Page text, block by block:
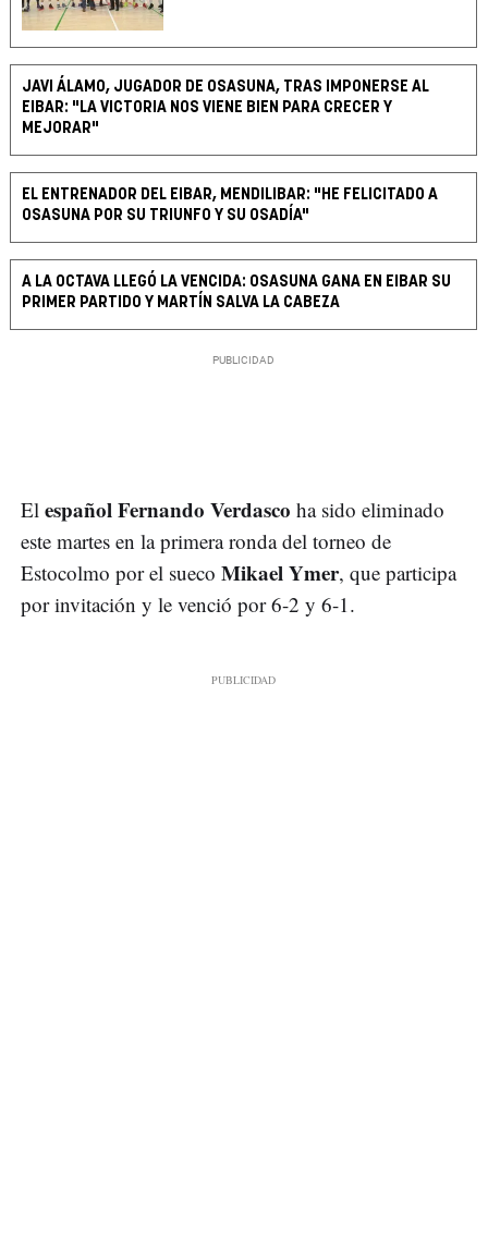
JAVI ÁLAMO, JUGADOR DE OSASUNA, TRAS IMPONERSE AL
EIBAR: "LA VICTORIA NOS VIENE BIEN PARA CRECER Y
MEJORAR"
EL ENTRENADOR DEL EIBAR, MENDILIBAR: "HE FELICITADO A
OSASUNA POR SU TRIUNFO Y SU OSADÍA"
A LA OCTAVA LLEGÓ LA VENCIDA: OSASUNA GANA EN EIBAR SU
PRIMER PARTIDO Y MARTÍN SALVA LA CABEZA
El español Fernando Verdasco ha sido eliminado
este martes en la primera ronda del torneo de
Estocolmo por el sueco Mikael Ymer, que participa
por invitación y le venció por 6-2 y 6-1.